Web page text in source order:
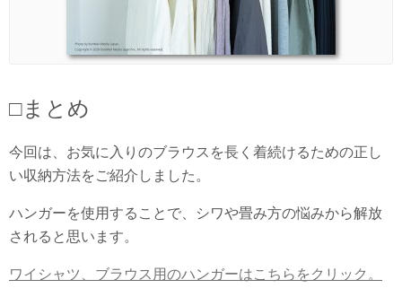
□まとめ
今回は、お気に入りのブラウスを長く着続けるための正し
い収納方法をご紹介しました。
ハンガーを使用することで、シワや畳み方の悩みから解放
されると思います。
ワイシャツ、ブラウス用のハンガーはこちらをクリック。